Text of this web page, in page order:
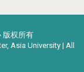
版权所有
Asia University | All